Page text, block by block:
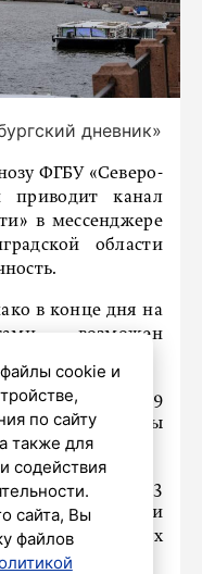
дневник»
ФГБУ «Северо-
приводит канал
в мессенджере
области
в конце дня на
возможен
южным: ночью 4–9
местами порывы
составит +8...+13
местами
Днем воздух
cookie и
по сайту
также для
содействия
сайта, Вы
файлов